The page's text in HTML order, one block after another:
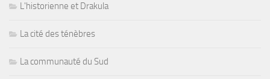
L'historienne et Drakula
La cité des ténèbres
La communauté du Sud